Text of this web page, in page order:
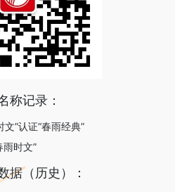
称记录：
”认证“春雨经典”
时文”
据（历史）：